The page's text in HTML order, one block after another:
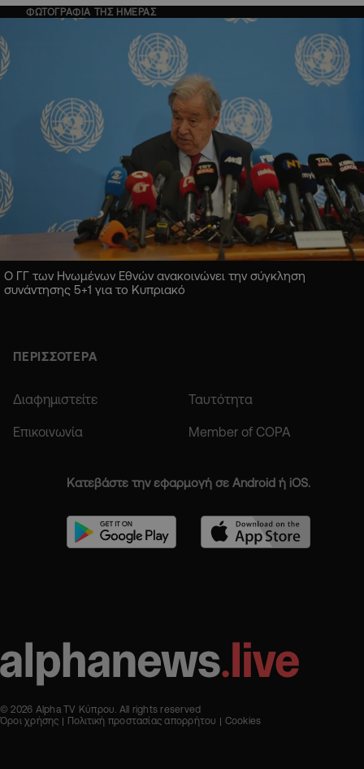
ΦΩΤΟΓΡΑΦΙΑ ΤΗΣ ΗΜΕΡΑΣ
Ο ΓΓ των Ηνωμένων Εθνών ανακοινώνει την σύγκληση
συνάντησης 5+1 για το Κυπριακό
ΠΕΡΙΣΣΟΤΕΡΑ
Διαφημιστείτε Ταυτότητα
Επικοινωνία Member of COPA
Κατεβάστε την εφαρμογή σε Android ή iOS.
© 2026 Alpha TV Κύπρου. All rights reserved
Όροι χρήσης
Πολιτική προστασίας απορρήτου Cookies